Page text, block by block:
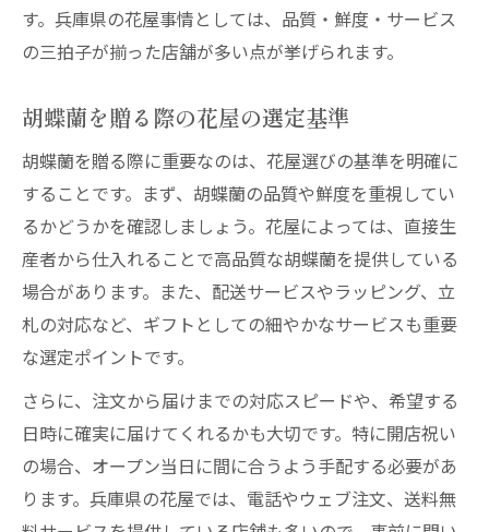
花屋が提案する神戸の胡蝶蘭ギフト体験
す。兵庫県の花屋事情としては、品質・鮮度・サービス
の三拍子が揃った店舗が多い点が挙げられます。
胡蝶蘭を贈る際の花屋の選定基準
胡蝶蘭を贈る際に重要なのは、花屋選びの基準を明確に
することです。まず、胡蝶蘭の品質や鮮度を重視してい
るかどうかを確認しましょう。花屋によっては、直接生
産者から仕入れることで高品質な胡蝶蘭を提供している
場合があります。また、配送サービスやラッピング、立
札の対応など、ギフトとしての細やかなサービスも重要
な選定ポイントです。
さらに、注文から届けまでの対応スピードや、希望する
日時に確実に届けてくれるかも大切です。特に開店祝い
の場合、オープン当日に間に合うよう手配する必要があ
ります。兵庫県の花屋では、電話やウェブ注文、送料無